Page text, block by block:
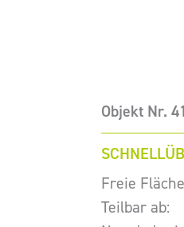
Objekt Nr.
Freie
Teilbar ab: